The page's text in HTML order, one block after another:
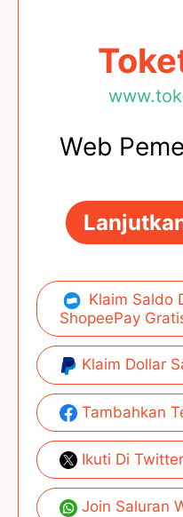
Web
Klaim Saldo
ShopeePay
Klaim Dollar
Tambahkan
Ikuti Di Twitter
Join Saluran